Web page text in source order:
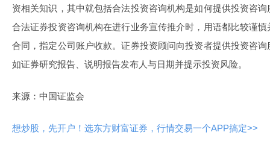
资相关知识，其中就包括合法投资咨询机构是如何提供投资咨
合法证券投资咨询机构在进行业务宣传推介时，用语都比较谨
合同，指定公司账户收款。证券投资顾问向投资者提供投资咨
如证券研究报告、说明报告发布人与日期并提示投资风险。
来源：中国证监会
想炒股，先开户！选东方财富证券，行情交易一个APP搞定>>